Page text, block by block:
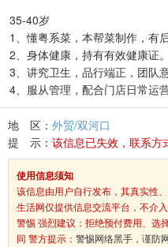
35-40岁
1、懂粤系菜，本帮菜制作，有
2、身体健康，持有有效健康证。
3、讲究卫生，品行端正，团队
4、服从管理，配合门店日常运营
地 区： 外贸/双河口
提 示： 该信息已失效，联系方
使用信息须知
该信息由用户自行发布，其真实性
生活网仅提供信息交流平台，不介
警惕 强烈建议：拒绝预付费用、选
同 警方提示： 警惕网络黑手，谨防